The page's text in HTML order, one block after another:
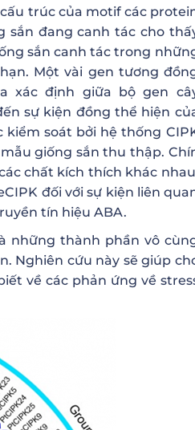
trúc của motif các
sắn đang canh tác cho
sắn canh tác trong
Một vài gen tương
xác định giữa bộ gen
sự kiện đồng thể hiện
soát bởi hệ thống
giống sắn thu thập.
chất kích thích khác
đối với sự kiện liên
tín hiệu ABA.
những thành phần vô
Nghiên cứu này sẽ giúp
về các phản ứng về